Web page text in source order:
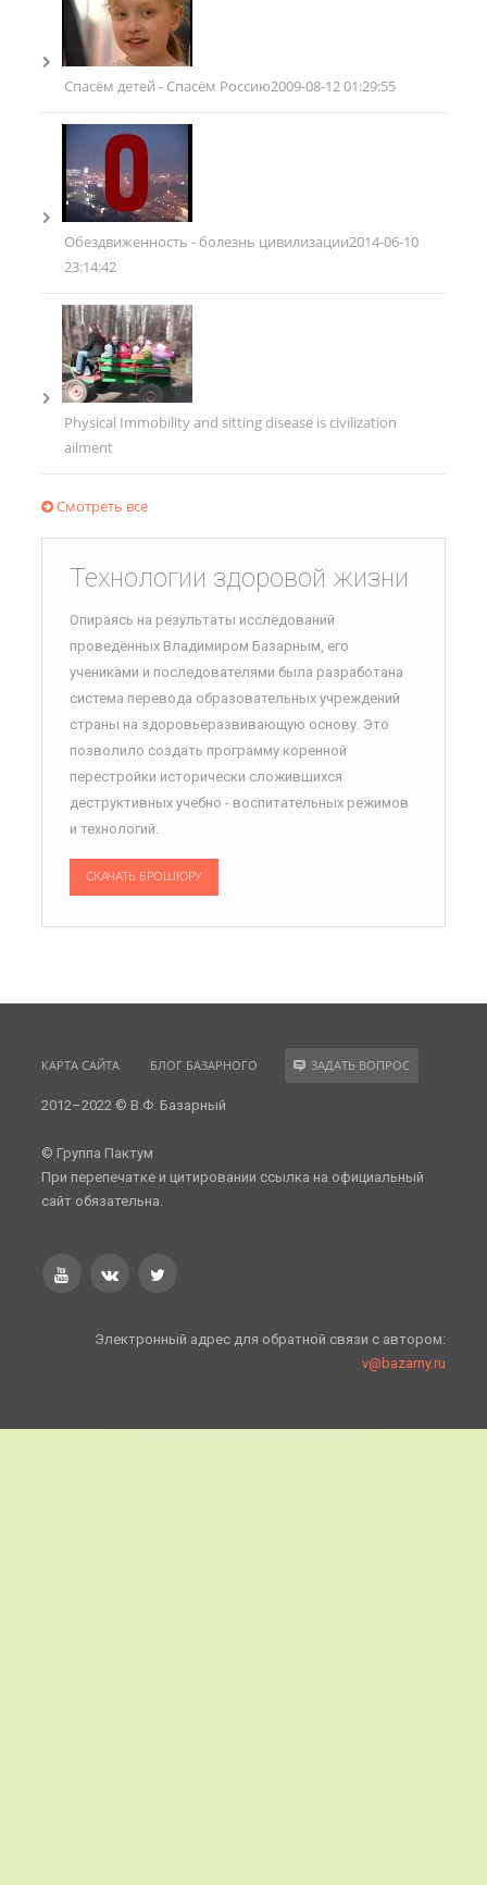
Спасём детей - Спасём Россию2009-08-12 01:29:55
Обездвиженность - болезнь цивилизации2014-06-10
23:14:42
Physical Immobility and sitting disease is civilization
ailment
Смотреть все
Технологии здоровой жизни
Опираясь на результаты исследований
проведённых Владимиром Базарным, его
учениками и последователями была разработана
система перевода образовательных учреждений
страны на здоровьеразвивающую основу. Это
позволило создать программу коренной
перестройки исторически сложившихся
деструктивных учебно - воспитательных режимов
и технологий.
СКАЧАТЬ БРОШЮРУ
КАРТА САЙТА БЛОГ БАЗАРНОГО ЗАДАТЬ ВОПРОС
2012–2022 © В.Ф. Базарный
© Группа Пактум
При перепечатке и цитировании ссылка на официальный
сайт обязательна.
Электронный адрес для обратной связи с автором:
v@bazarny.ru